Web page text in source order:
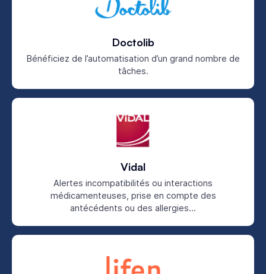
Doctolib
Bénéficiez de l’automatisation d’un grand nombre de
tâches.
Vidal
Alertes incompatibilités ou interactions
médicamenteuses, prise en compte des
antécédents ou des allergies...